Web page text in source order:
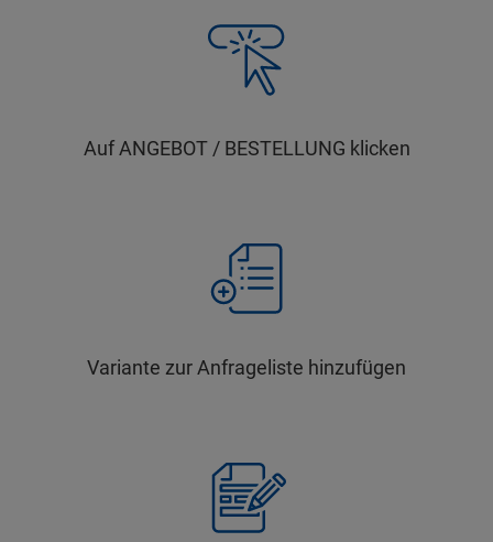
Auf ANGEBOT / BESTELLUNG klicken
Variante zur Anfrageliste hinzufügen